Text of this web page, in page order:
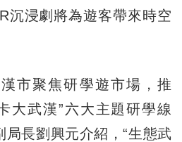
沉浸劇將為遊客帶來時空
聚焦研學遊市場，推
大武漢”六大主題研學線
局長劉興元介紹，“生態武